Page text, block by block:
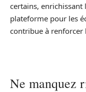
certains, enrichissant
plateforme pour les
contribue à renforcer
Ne manquez